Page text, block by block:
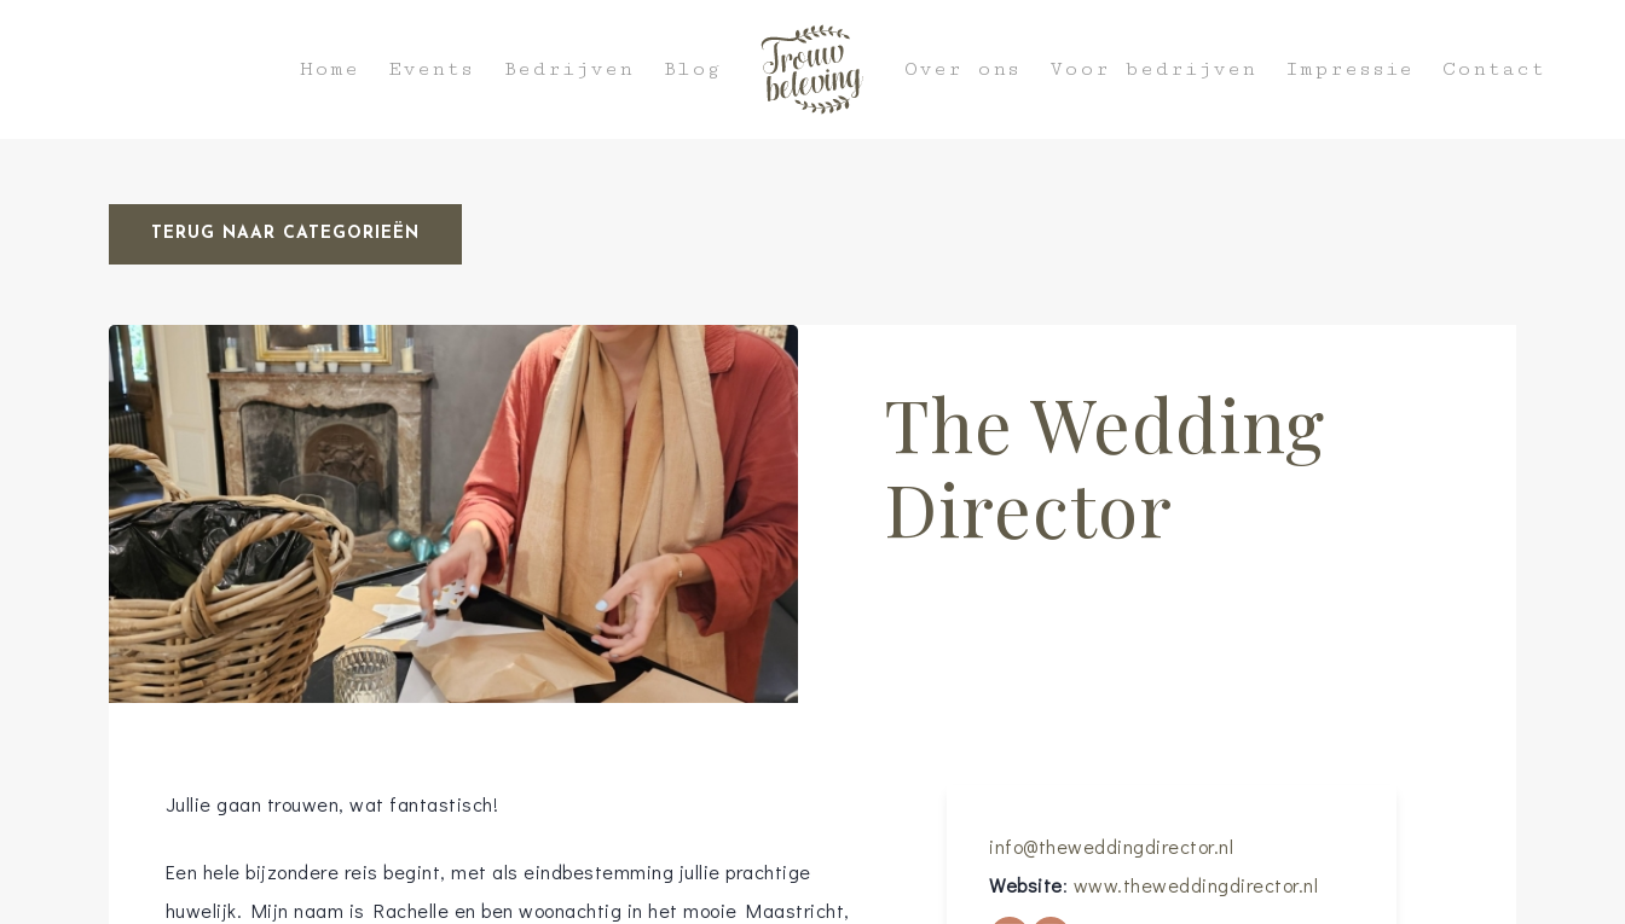
Hit enter to search or ESC to close
Home Events Bedrijven Blog Over ons Voor bedrijven Impressie Contact
TERUG NAAR CATEGORIEËN
The Wedding
Director
Jullie gaan trouwen, wat fantastisch!
Een hele bijzondere reis begint, met als eindbestemming jullie prachtige
huwelijk. Mijn naam is Rachelle en ben woonachtig in het mooie Maastricht,
info@theweddingdirector.nl
Website: www.theweddingdirector.nl